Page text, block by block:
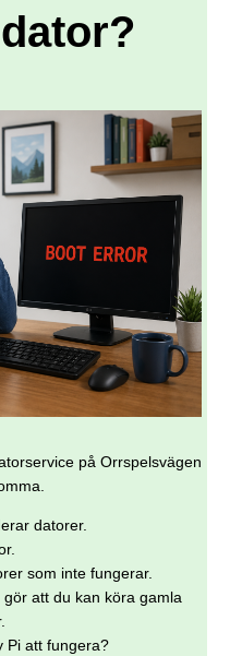
på Orrspelsvägen
datorer.
som inte fungerar.
att du kan köra gamla
Pi att fungera?